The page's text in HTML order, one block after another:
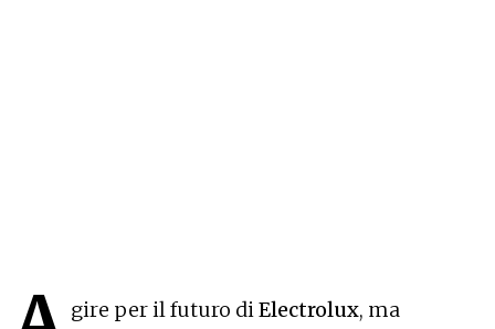
gire per il futuro diElectrolux, ma